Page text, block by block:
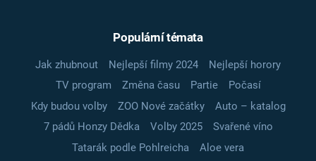
Populární témata
Jak zhubnout Nejlepší filmy 2024
Nejlepší horory
TV program
Změna času Partie
Počasí
Kdy budou volby
ZOO Nové začátky
Auto – katalog
7 pádů Honzy Dědka
Volby 2025
Svařené víno
Tatarák podle Pohlreicha
Aloe vera